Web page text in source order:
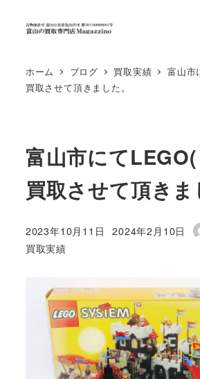
ホーム ブログ 買取実績
富山市
買取させて頂きました。
富山市にて
買取させて頂きま
投稿日
2023年10月11日
更新日
2024年2月10日
著
カテゴリー
買取実績